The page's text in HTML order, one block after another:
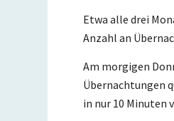
Etwa alle drei
Anzahl an
Am morgigen
Übernachtungen
in nur 10 Minuten